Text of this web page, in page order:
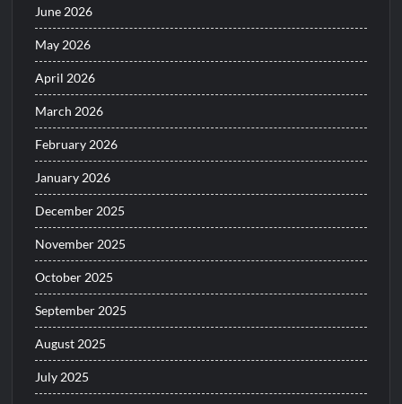
June 2026
May 2026
April 2026
March 2026
February 2026
January 2026
December 2025
November 2025
October 2025
September 2025
August 2025
July 2025